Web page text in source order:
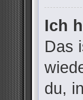
Ich
Das
du,